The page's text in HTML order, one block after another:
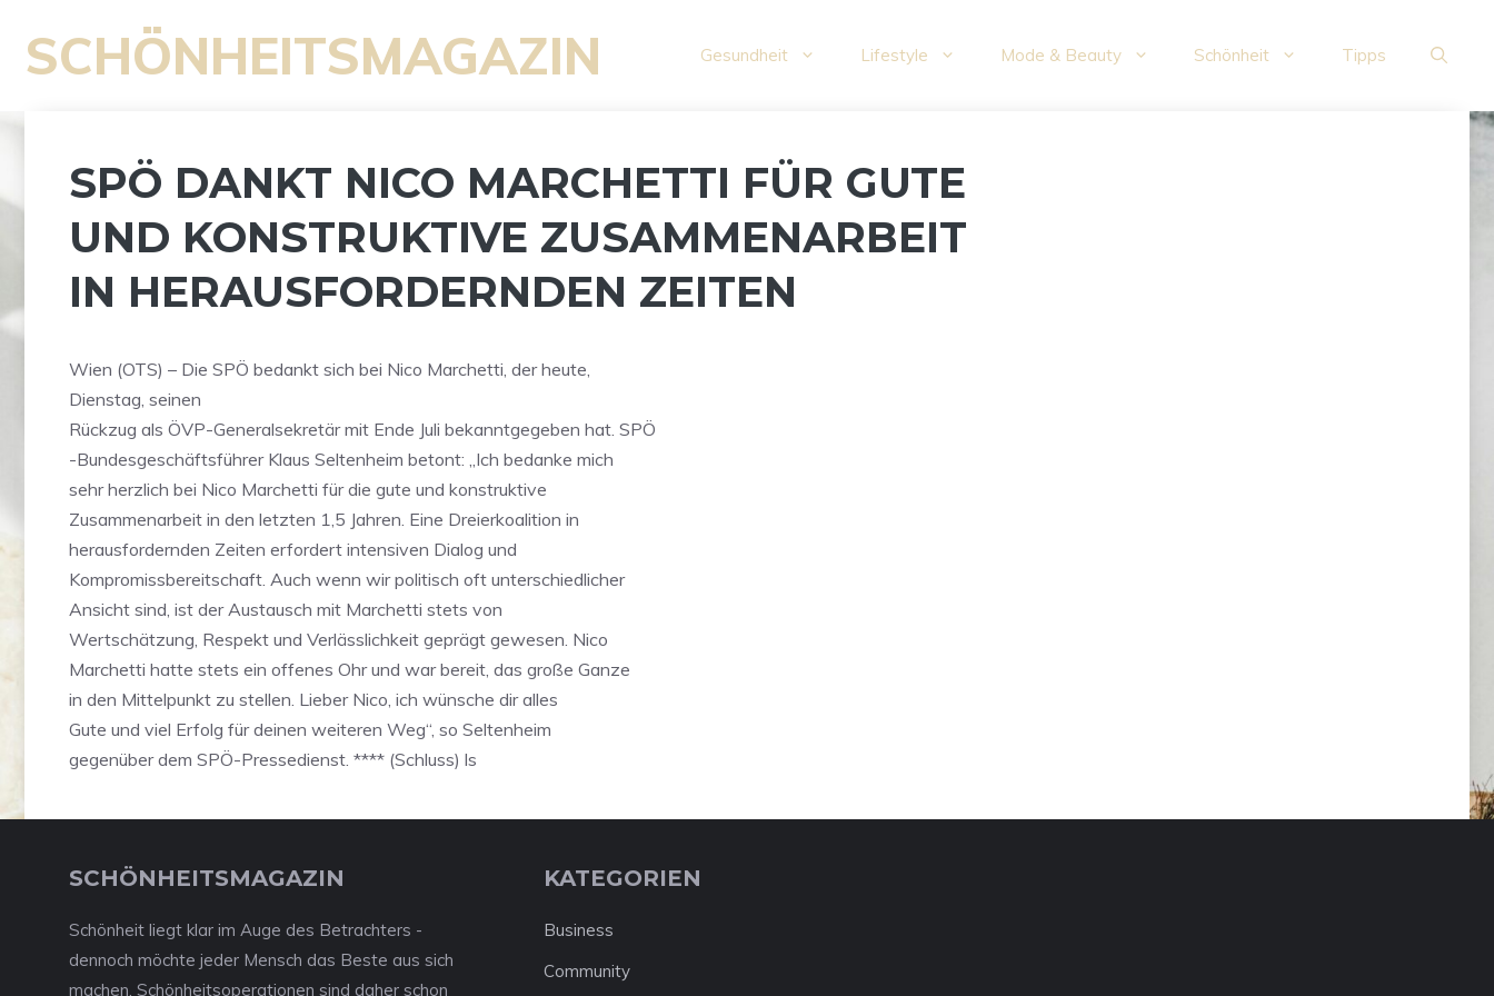
Inhalt
springen
SCHÖNHEITSMAGAZIN Gesundheit Lifestyle Mode & Beauty Schönheit Tipps
SPÖ DANKT NICO MARCHETTI FÜR GUTE
UND KONSTRUKTIVE ZUSAMMENARBEIT
IN HERAUSFORDERNDEN ZEITEN
Wien (OTS) – Die SPÖ bedankt sich bei Nico Marchetti, der heute,
Dienstag, seinen
Rückzug als ÖVP-Generalsekretär mit Ende Juli bekanntgegeben hat. SPÖ
-Bundesgeschäftsführer Klaus Seltenheim betont: „Ich bedanke mich
sehr herzlich bei Nico Marchetti für die gute und konstruktive
Zusammenarbeit in den letzten 1,5 Jahren. Eine Dreierkoalition in
herausfordernden Zeiten erfordert intensiven Dialog und
Kompromissbereitschaft. Auch wenn wir politisch oft unterschiedlicher
Ansicht sind, ist der Austausch mit Marchetti stets von
Wertschätzung, Respekt und Verlässlichkeit geprägt gewesen. Nico
Marchetti hatte stets ein offenes Ohr und war bereit, das große Ganze
in den Mittelpunkt zu stellen. Lieber Nico, ich wünsche dir alles
Gute und viel Erfolg für deinen weiteren Weg“, so Seltenheim
gegenüber dem SPÖ-Pressedienst. **** (Schluss) ls
SCHÖNHEITSMAGAZIN
Schönheit liegt klar im Auge des Betrachters -
dennoch möchte jeder Mensch das Beste aus sich
machen. Schönheitsoperationen sind daher schon
KATEGORIEN
Business
Community